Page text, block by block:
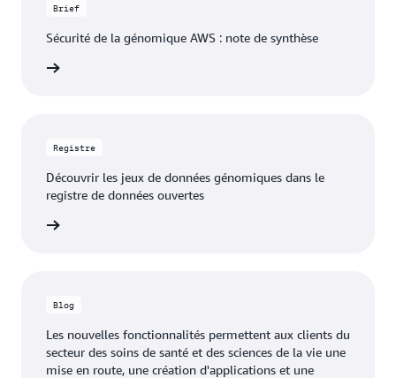
Brief
Sécurité de la génomique AWS : note de synthèse
Registre
Découvrir les jeux de données génomiques dans le
registre de données ouvertes
Blog
Les nouvelles fonctionnalités permettent aux clients du
secteur des soins de santé et des sciences de la vie une
mise en route, une création d'applications et une